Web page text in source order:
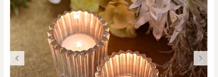
すべてのアイテム
カテゴリから探す